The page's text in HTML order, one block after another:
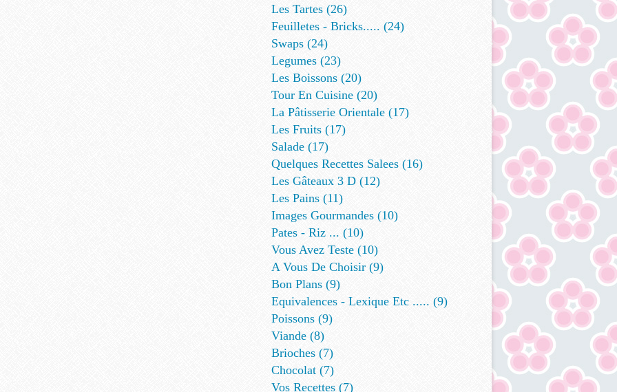
Les Tartes (26)
Feuilletes - Bricks..... (24)
Swaps (24)
Legumes (23)
Les Boissons (20)
Tour En Cuisine (20)
La Pâtisserie Orientale (17)
Les Fruits (17)
Salade (17)
Quelques Recettes Salees (16)
Les Gâteaux 3 D (12)
Les Pains (11)
Images Gourmandes (10)
Pates - Riz ... (10)
Vous Avez Teste (10)
A Vous De Choisir (9)
Bon Plans (9)
Equivalences - Lexique Etc ..... (9)
Poissons (9)
Viande (8)
Brioches (7)
Chocolat (7)
Vos Recettes (7)